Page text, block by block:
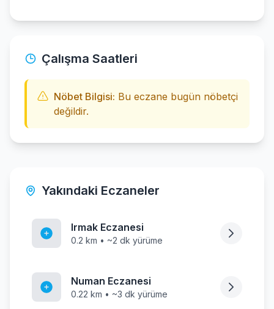
Çalışma Saatleri
Nöbet Bilgisi: Bu eczane bugün nöbetçi
değildir.
Yakındaki Eczaneler
Irmak Eczanesi
0.2 km • ~2 dk yürüme
Numan Eczanesi
0.22 km • ~3 dk yürüme